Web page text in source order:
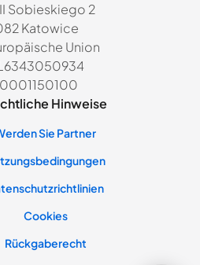
Sobieskiego 2
Katowice
Union
0001150100
Hinweise
Sie Partner
Cookies
Rückgaberecht